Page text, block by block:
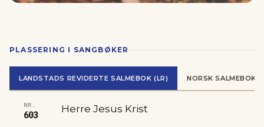
PLASSERING I SANGBØKER
LANDSTADS REVIDERTE SALMEBOK (LR) NORSK SALMEBOK
NR.
603
Herre Jesus Krist